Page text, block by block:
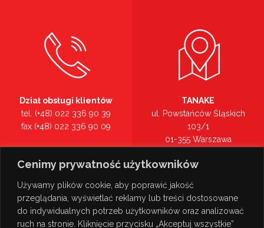
Cenimy prywatność użytkowników
Używamy plików cookie, aby poprawić jakość
przeglądania, wyświetlać reklamy lub treści dostosowane
do indywidualnych potrzeb użytkowników oraz analizować
ruch na stronie. Kliknięcie przycisku „Akceptuj wszystkie”
Dział obsługi klientów
tel. (+48) 022 336 90 39
fax (+48) 022 336 90 09
tel. (+48) 022 336 90 00
TANAKE
ul. Powstańców Śląskich
103/1
01-355 Warszawa
Zobacz na mapie >